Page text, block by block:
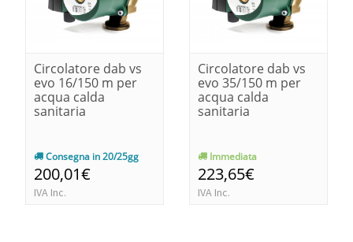
Circolatore dab vs
evo 16/150 m per
acqua calda
sanitaria
Consegna in 20/25gg
200,01€
IVA Inc.
Circolatore dab vs
evo 35/150 m per
acqua calda
sanitaria
Immediata
223,65€
IVA Inc.